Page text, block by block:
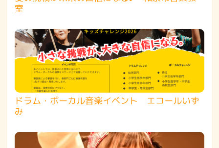
室
ドラム・ボーカル音楽イベント エコールいず
み